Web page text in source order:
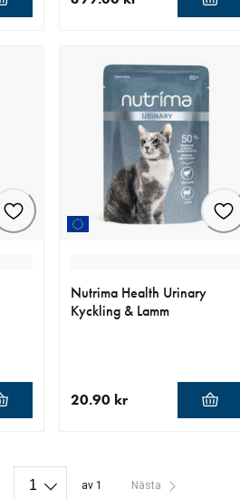
Nutrima Health Urinary
Kyckling & Lamm
20.90 kr
av 1 Nästa